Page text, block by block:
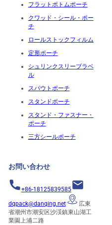
フラットボトムポーチ
クワッド・シール・ポー
チ
ロールストックフィルム
定形ポーチ
シュリンクスリーブラベ
ル
スパウトポーチ
スタンドポーチ
スタンド・ファスナー・
ポーチ
三方シールポーチ
お問い合わせ
+86-18125839585
dqpack@danqing.net
広東
省潮州市潮安区沙渓鎮東山湖工
業園上浦二路